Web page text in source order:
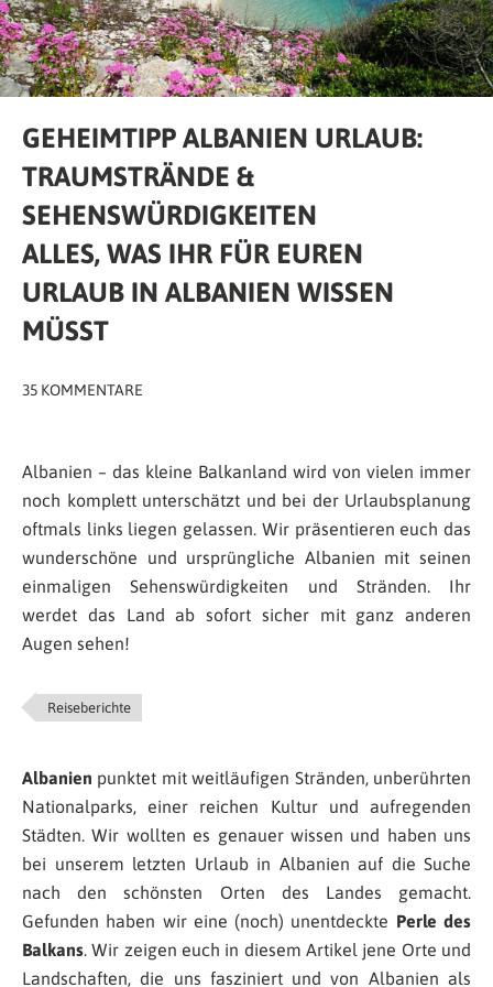
GEHEIMTIPP ALBANIEN URLAUB:
TRAUMSTRÄNDE &
SEHENSWÜRDIGKEITEN
ALLES, WAS IHR FÜR EUREN
URLAUB IN ALBANIEN WISSEN
MÜSST
35 KOMMENTARE
Albanien – das kleine Balkanland wird von vielen immer
noch komplett unterschätzt und bei der Urlaubsplanung
oftmals links liegen gelassen. Wir präsentieren euch das
wunderschöne und ursprüngliche Albanien mit seinen
einmaligen Sehenswürdigkeiten und Stränden. Ihr
werdet das Land ab sofort sicher mit ganz anderen
Augen sehen!
Reiseberichte
Albanien punktet mit weitläufigen Stränden, unberührten
Nationalparks, einer reichen Kultur und aufregenden
Städten. Wir wollten es genauer wissen und haben uns
bei unserem letzten Urlaub in Albanien auf die Suche
nach den schönsten Orten des Landes gemacht.
Gefunden haben wir eine (noch) unentdeckte Perle des
Balkans. Wir zeigen euch in diesem Artikel jene Orte und
Landschaften, die uns fasziniert und von Albanien als